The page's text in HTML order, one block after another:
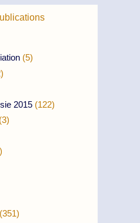
(5)
2015 (122)
(3)
(351)